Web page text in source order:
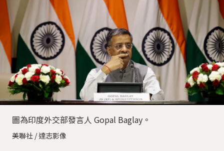
圖為印度外交部發言人 Gopal Baglay。
美聯社 / 達志影像